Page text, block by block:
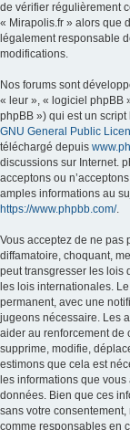
de vérifier régulièrement
« Mirapolis.fr » alors que
légalement responsable
modifications.
Nos forums sont
« leur », « logiciel phpBB
phpBB ») qui est un
GNU General Public
téléchargé depuis
discussions sur Internet.
acceptons ou
amples informations au
https://www.phpbb.com/.
Vous acceptez de ne pas
diffamatoire, choquant,
peut transgresser les lois
les lois internationales.
permanent, avec une
jugeons nécessaire. Les
aider au renforcement de
supprime, modifie,
estimons que cela est
les informations que
données. Bien que ces
sans votre
comme responsables en